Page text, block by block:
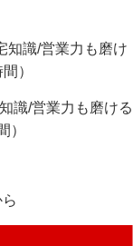
知識/営業力も磨け
）
識/営業力も磨ける
）